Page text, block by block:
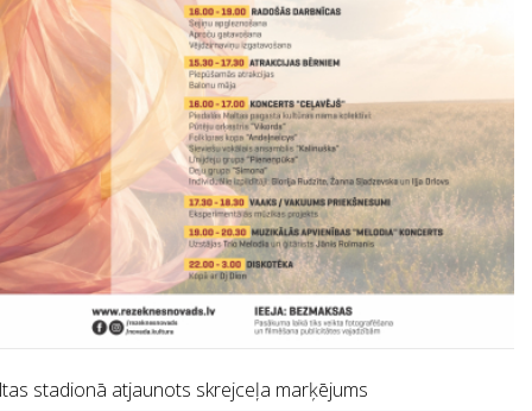
stadionā atjaunots skrejceļa marķējums